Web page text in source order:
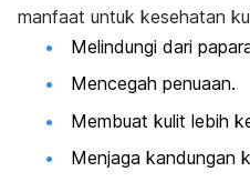
manfaat untuk kesehatan
Melindungi dari
Mencegah penuaan.
Membuat kulit lebih
Menjaga kandungan